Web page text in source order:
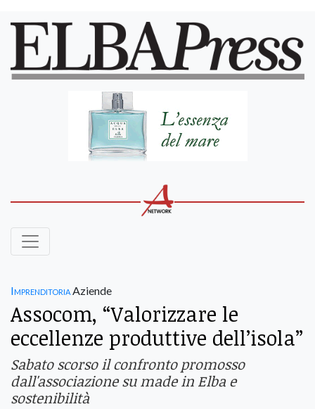
ImprenditoriaAziende
Assocom, “Valorizzare le
eccellenze produttive dell’isola”
Sabato scorso il confronto promosso
dall'associazione su made in Elba e
sostenibilità